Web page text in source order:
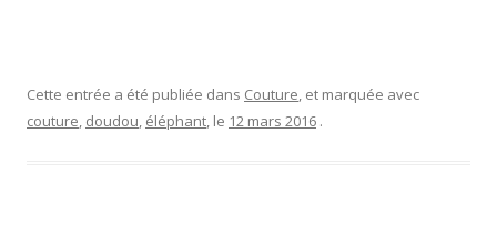
Cette entrée a été publiée dans Couture, et marquée avec
couture, doudou, éléphant, le 12 mars 2016 .